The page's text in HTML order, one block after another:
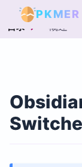
PKMER
目录 概述